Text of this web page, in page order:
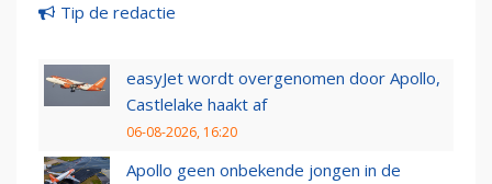
Tip de redactie
easyJet wordt overgenomen door Apollo,
Castlelake haakt af
06-08-2026, 16:20
Apollo geen onbekende jongen in de